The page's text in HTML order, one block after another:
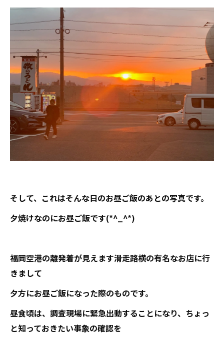
そして、これはそんな日のお昼ご飯のあとの写真です。
夕焼けなのにお昼ご飯です(*^_^*)
福岡空港の離発着が見えます滑走路横の有名なお店に行
きまして
夕方にお昼ご飯になった際のものです。
昼食頃は、調査現場に緊急出動することになり、ちょっ
と知っておきたい事象の確認を